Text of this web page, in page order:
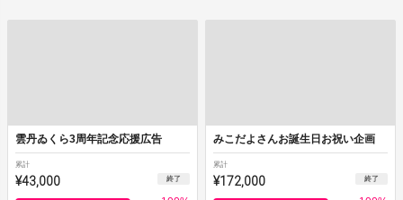
雲丹ゐくら3周年記念応援広告
累計
¥43,000 終了
みこだよさんお誕生日お祝い企画
累計
¥172,000 終了